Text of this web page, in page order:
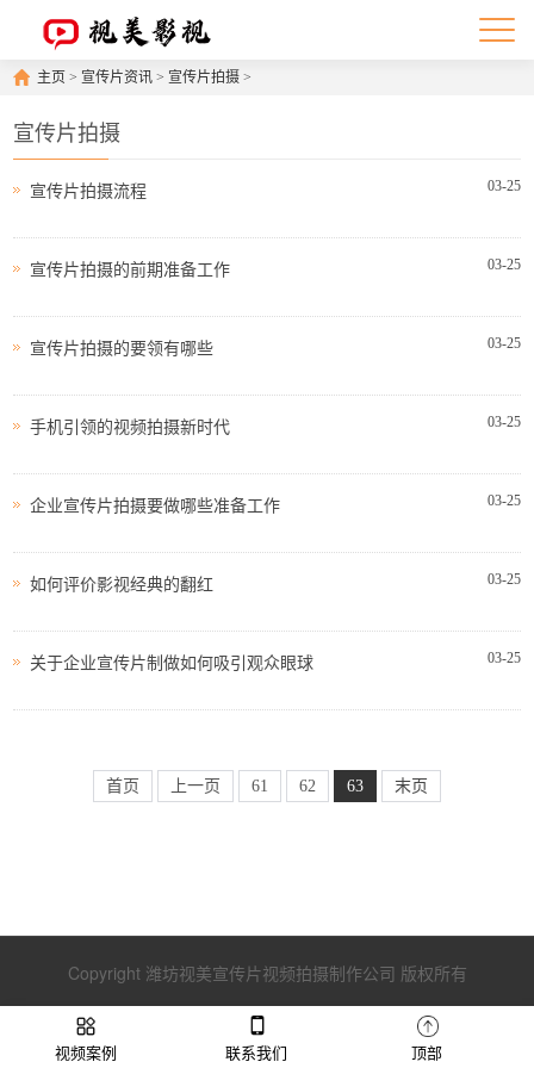
主页 > 宣传片资讯 > 宣传片拍摄 >
宣传片拍摄
03-25
宣传片拍摄流程
03-25
宣传片拍摄的前期准备工作
03-25
宣传片拍摄的要领有哪些
03-25
手机引领的视频拍摄新时代
03-25
企业宣传片拍摄要做哪些准备工作
03-25
如何评价影视经典的翻红
03-25
关于企业宣传片制做如何吸引观众眼球
首页 上一页 61 62 63 末页
Copyright 潍坊视美宣传片视频拍摄制作公司 版权所有
视频案例 联系我们 顶部